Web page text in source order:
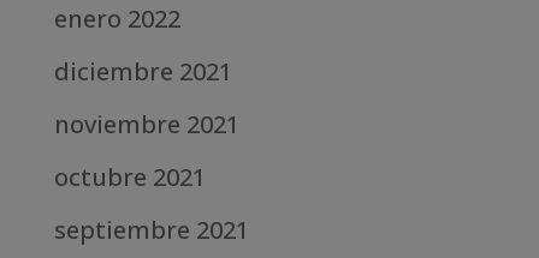
enero 2022
diciembre 2021
noviembre 2021
octubre 2021
septiembre 2021